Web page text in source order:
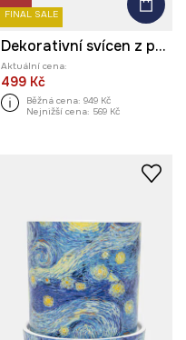
FINAL SALE
Dekorativní svícen z porcelánu
Aktuální cena:
499 Kč
Běžná cena: 949 Kč
Nejnižší cena: 569 Kč